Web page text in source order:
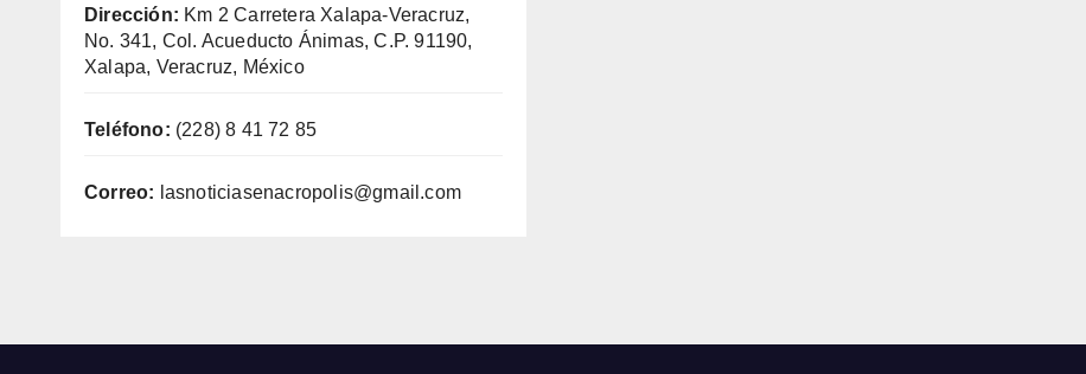
Dirección: Km 2 Carretera Xalapa-Veracruz,
No. 341, Col. Acueducto Ánimas, C.P. 91190,
Xalapa, Veracruz, México
Teléfono: (228) 8 41 72 85
Correo: lasnoticiasenacropolis@gmail.com